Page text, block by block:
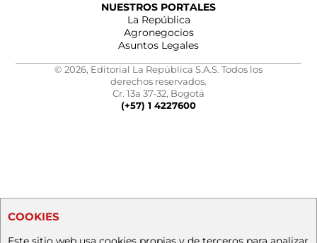
NUESTROS PORTALES
La República
Agronegocios
Asuntos Legales
© 2026, Editorial La República S.A.S. Todos los
derechos reservados.
Cr. 13a 37-32, Bogotá
(+57) 1 4227600
COOKIES